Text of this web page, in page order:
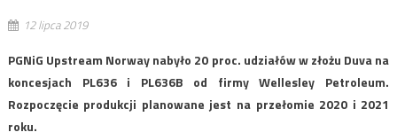
12 lipca 2019
PGNiG Upstream Norway nabyło 20 proc. udziałów w złożu Duva na
koncesjach PL636 i PL636B od firmy Wellesley Petroleum.
Rozpoczęcie produkcji planowane jest na przełomie 2020 i 2021
roku.